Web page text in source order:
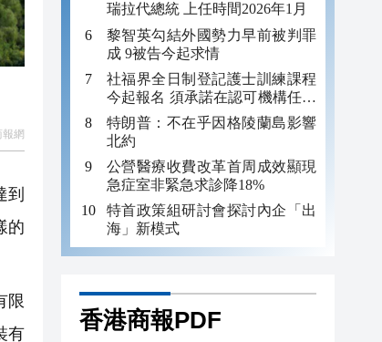
報網
到
的
限
有
瑞拉代總統 上任時間2026年1月
黎智英勾結外國勢力早前被判罪
成 9被告今起求情
社福界全日制登記護士訓練課程
今起報名 須承諾在認可機構任職
至少三年
特朗普：不在乎因格陵蘭島影響
北約
公營醫療收費改革首周成效顯現
急症室非緊急求診降18%
特首政策組研討會探討內企「出
海」新模式
香港商報PDF